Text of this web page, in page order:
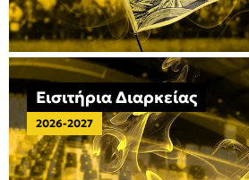
Εισιτήρια Διαρκείας
2026-2027